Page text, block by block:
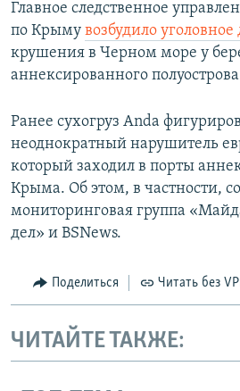
Главное следственное
по Крыму возбудило уголовное
крушения в Черном море у
аннексированного
Ранее сухогруз Anda
неоднократный нарушитель
который заходил в порты
Крыма. Об этом, в частности,
мониторинговая группа
дел» и BSNews.
Поделиться Читать без
ЧИТАЙТЕ ТАКЖЕ: